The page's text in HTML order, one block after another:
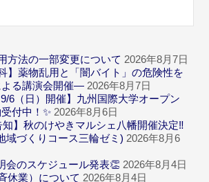
方法の一部変更について 2026年8月7日
】薬物乱用と「闇バイト」の危険性を
る講演会開催― 2026年8月7日
9/6（日）開催】九州国際大学オープン
付中！✨ 2026年8月6日
】秋のけやきマルシェ八幡開催決定‼
域づくりコース三輪ゼミ) 2026年8月6
会のスケジュール発表👏 2026年8月4日
休業）について 2026年8月4日